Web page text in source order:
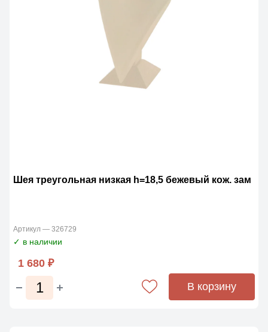
Шея треугольная низкая h=18,5 бежевый кож. зам
Артикул — 326729
✓ в наличии
1 680 ₽
В корзину